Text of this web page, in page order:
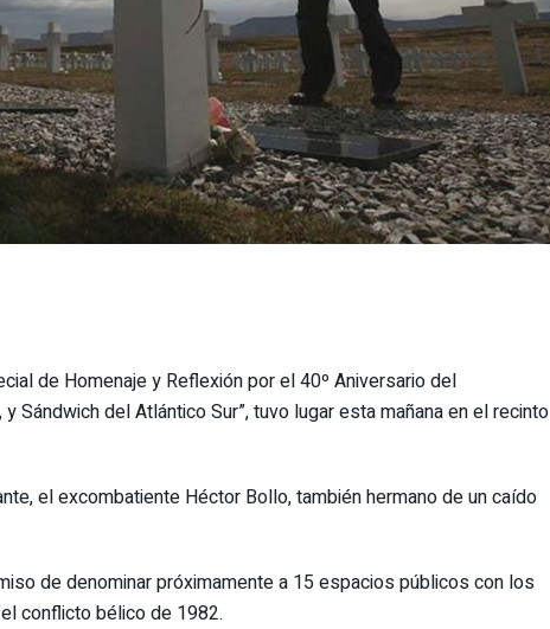
de Homenaje y Reflexión por el 40º Aniversario del
Sándwich del Atlántico Sur”, tuvo lugar esta mañana en el recinto
el excombatiente Héctor Bollo, también hermano de un caído
de denominar próximamente a 15 espacios públicos con los
conflicto bélico de 1982.